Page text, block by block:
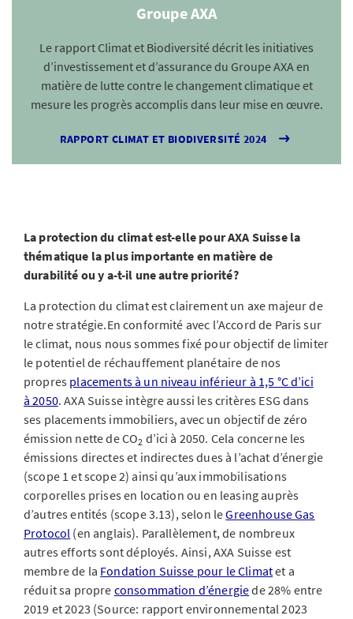
Groupe AXA
Le rapport Climat et Biodiversité décrit les initiatives
d’investissement et d’assurance du Groupe AXA en
matière de lutte contre le changement climatique et
mesure les progrès accomplis dans leur mise en œuvre.
RAPPORT CLIMAT ET BIODIVERSITÉ 2024
La protection du climat est-elle pour AXA Suisse la
thématique la plus importante en matière de
durabilité ou y a-t-il une autre priorité?
La protection du climat est clairement un axe majeur de
notre stratégie.En conformité avec l’Accord de Paris sur
le climat, nous nous sommes fixé pour objectif de limiter
le potentiel de réchauffement planétaire de nos
propres placements à un niveau inférieur à 1,5 °C d’ici
à 2050. AXA Suisse intègre aussi les critères ESG dans
ses placements immobiliers, avec un objectif de zéro
émission nette de CO2 d’ici à 2050. Cela concerne les
émissions directes et indirectes dues à l’achat d’énergie
(scope 1 et scope 2) ainsi qu’aux immobilisations
corporelles prises en location ou en leasing auprès
d’autres entités (scope 3.13), selon leGreenhouse Gas
Protocol (en anglais). Parallèlement, de nombreux
autres efforts sont déployés. Ainsi, AXA Suisse est
membre de la Fondation Suisse pour le Climatet a
réduit sa propre consommation d’énergiede 28% entre
2019 et 2023 (Source: rapport environnemental 2023